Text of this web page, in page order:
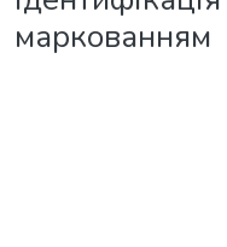
маркованням